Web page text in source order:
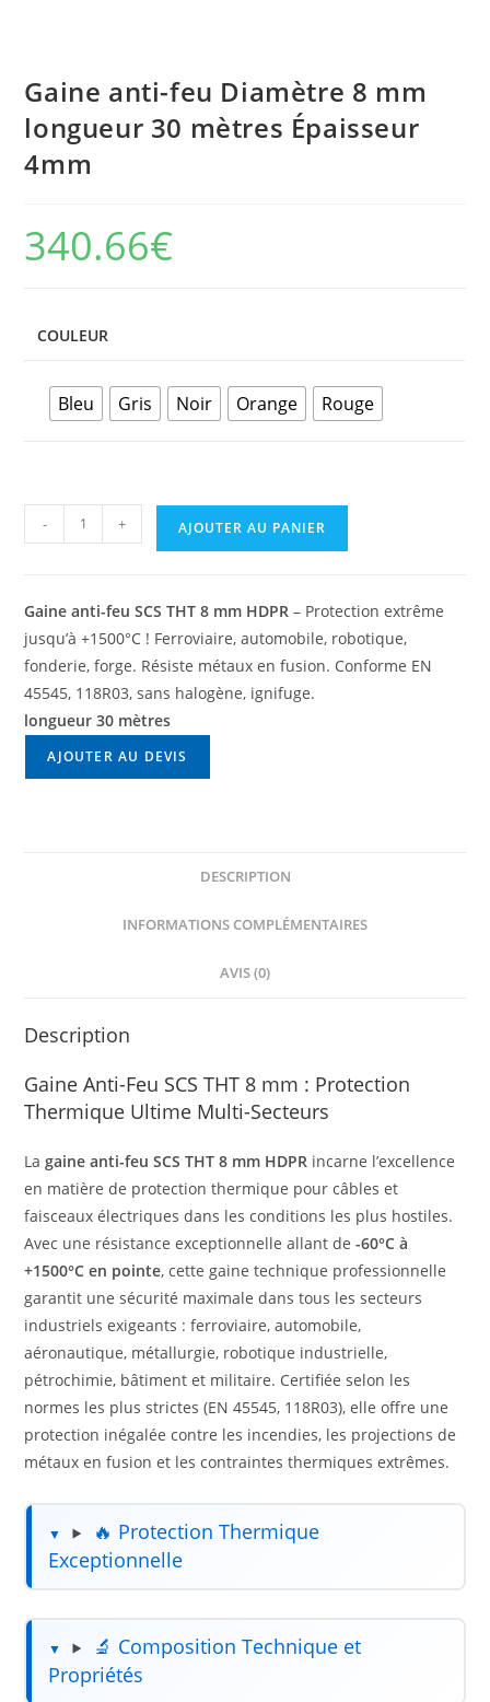
Gaine anti-feu Diamètre 8 mm
longueur 30 mètres Épaisseur
4mm
340.66€
COULEUR
Bleu Gris Noir Orange Rouge
quantité
de
Diamètre
longueur
- + AJOUTER AU PANIER
Gaine anti-feu SCS THT 8 mm HDPR – Protection extrême
jusqu’à +1500°C ! Ferroviaire, automobile, robotique,
fonderie, forge. Résiste métaux en fusion. Conforme EN
45545, 118R03, sans halogène, ignifuge.
longueur 30 mètres
AJOUTER AU DEVIS
DESCRIPTION
INFORMATIONS COMPLÉMENTAIRES
AVIS (0)
Description
Gaine Anti-Feu SCS THT 8 mm : Protection
Thermique Ultime Multi-Secteurs
Lagaine anti-feu SCS THT 8 mm HDPR incarne l’excellence
en matière de protection thermique pour câbles et
faisceaux électriques dans les conditions les plus hostiles.
Avec une résistance exceptionnelle allant de-60°C à
+1500°C en pointe, cette gaine technique professionnelle
garantit une sécurité maximale dans tous les secteurs
industriels exigeants : ferroviaire, automobile,
aéronautique, métallurgie, robotique industrielle,
pétrochimie, bâtiment et militaire. Certifiée selon les
normes les plus strictes (EN 45545, 118R03), elle offre une
protection inégalée contre les incendies, les projections de
métaux en fusion et les contraintes thermiques extrêmes.
🔥 Protection Thermique
Exceptionnelle
🔬 Composition Technique et
Propriétés